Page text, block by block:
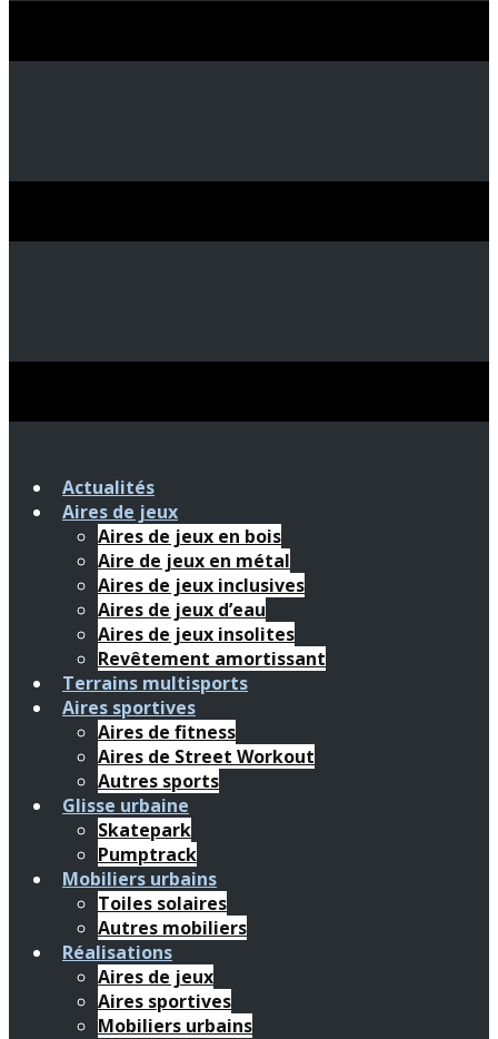
Actualités
Aires de jeux
Aires de jeux en bois
Aire de jeux en métal
Aires de jeux inclusives
Aires de jeux d’eau
Aires de jeux insolites
Revêtement amortissant
Terrains multisports
Aires sportives
Aires de fitness
Aires de Street Workout
Autres sports
Glisse urbaine
Skatepark
Pumptrack
Mobiliers urbains
Toiles solaires
Autres mobiliers
Réalisations
Aires de jeux
Aires sportives
Mobiliers urbains